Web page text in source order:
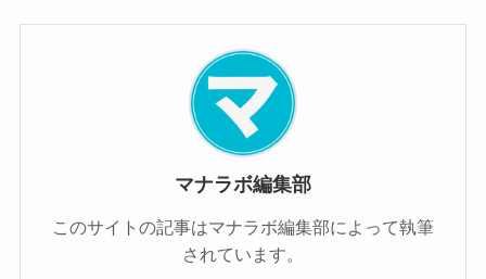
マナラボ編集部
このサイトの記事はマナラボ編集部によって執筆
されています。